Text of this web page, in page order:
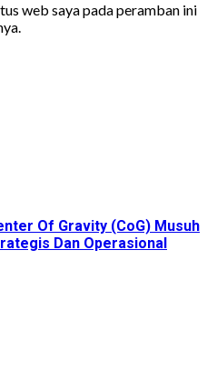
web saya pada peramban ini
Of Gravity (CoG) Musuh
Dan Operasional